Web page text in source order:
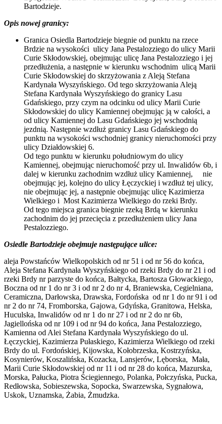
Bartodzieje.
Opis nowej granicy:
Granica Osiedla Bartodzieje biegnie od punktu na rzece
Brdzie na wysokości ulicy Jana Pestalozziego do ulicy Marii
Curie Skłodowskiej, obejmując ulicę Jana Pestalozziego i jej
przedłużenia, a następnie w kierunku wschodnim ulicą Marii
Curie Skłodowskiej do skrzyżowania z Aleją Stefana
Kardynała Wyszyńskiego. Od tego skrzyżowania Aleją
Stefana Kardynała Wyszyńskiego do granicy Lasu
Gdańskiego, przy czym na odcinku od ulicy Marii Curie
Skłodowskiej do ulicy Kamiennej obejmując ją w całości, a
od ulicy Kamiennej do Lasu Gdańskiego jej wschodnią
jezdnią. Następnie wzdłuż granicy Lasu Gdańskiego do
punktu na wysokości wschodniej granicy nieruchomości przy
ulicy Działdowskiej 6.
Od tego punktu w kierunku południowym do ulicy
Kamiennej, obejmując nieruchomość przy ul. Inwalidów 6b, i
dalej w kierunku zachodnim wzdłuż ulicy Kamiennej, nie
obejmując jej, kolejno do ulicy Łęczyckiej i wzdłuż tej ulicy,
nie obejmując jej, a następnie obejmując ulicę Kazimierza
Wielkiego i Most Kazimierza Wielkiego do rzeki Brdy.
Od tego miejsca granica biegnie rzeką Brdą w kierunku
zachodnim do jej przecięcia z przedłużeniem ulicy Jana
Pestalozziego.
Osiedle Bartodzieje obejmuje następujące ulice:
aleja Powstańców Wielkopolskich od nr 51 i od nr 56 do końca,
Aleja Stefana Kardynała Wyszyńskiego od rzeki Brdy do nr 21 i od
rzeki Brdy nr parzyste do końca, Bałtycka, Bartosza Głowackiego,
Boczna od nr 1 do nr 3 i od nr 2 do nr 4, Braniewska, Cegielniana,
Ceramiczna, Darłowska, Drawska, Fordońska od nr 1 do nr 91 i od
nr 2 do nr 74, Fromborska, Gajowa, Gdyńska, Granitowa, Helska,
Huculska, Inwalidów od nr 1 do nr 27 i od nr 2 do nr 6b,
Jagiellońska od nr 109 i od nr 94 do końca, Jana Pestalozziego,
Kamienna od Alei Stefana Kardynała Wyszyńskiego do ul.
Łęczyckiej, Kazimierza Pułaskiego, Kazimierza Wielkiego od rzeki
Brdy do ul. Fordońskiej, Kijowska, Kołobrzeska, Kostrzyńska,
Kosynierów, Koszalińska, Kozacka, Lansjerów, Lęborska, Mała,
Marii Curie Skłodowskiej od nr 11 i od nr 28 do końca, Mazurska,
Morska, Pałucka, Piotra Ściegiennego, Polanka, Połczyńska, Pucka,
Redłowska, Sobieszewska, Sopocka, Swarzewska, Sygnałowa,
Uskok, Uznamska, Żabia, Żmudzka.